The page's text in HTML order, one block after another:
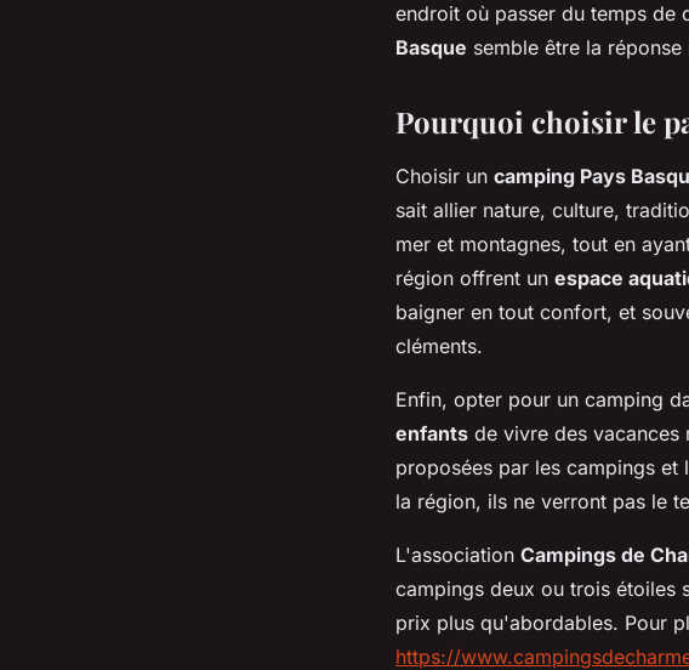
2 min de lectureendroit où passer du temps de
Basque semble être la réponse
Pourquoi choisir le
Choisir un camping Pays
sait allier nature, culture,
mer et montagnes, tout en
région offrent un espace
baigner en tout confort, et
cléments.
Enfin, opter pour un camping
enfants de vivre des vacances
proposées par les campings
la région, ils ne verront pas le
L'association Campings de
campings deux ou trois étoiles
prix plus qu'abordables. Pour
https://